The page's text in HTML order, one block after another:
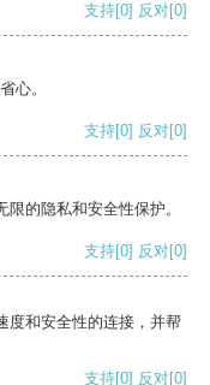
支持[0] 反对[0]
心。
支持[0] 反对[0]
的隐私和安全性保护。
支持[0] 反对[0]
度和安全性的连接，并帮
支持[0] 反对[0]